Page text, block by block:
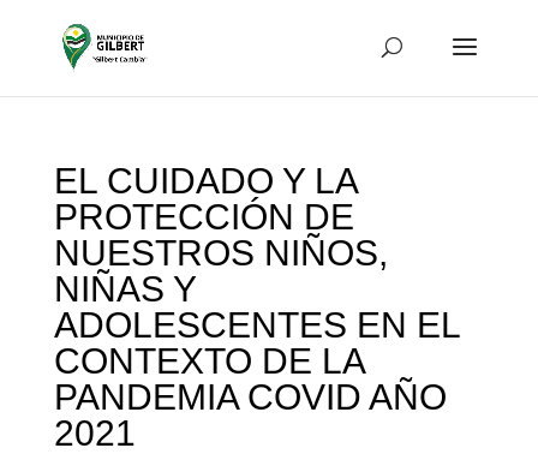
EL CUIDADO Y LA
PROTECCIÓN DE
NUESTROS NIÑOS,
NIÑAS Y
ADOLESCENTES EN EL
CONTEXTO DE LA
PANDEMIA COVID AÑO
2021